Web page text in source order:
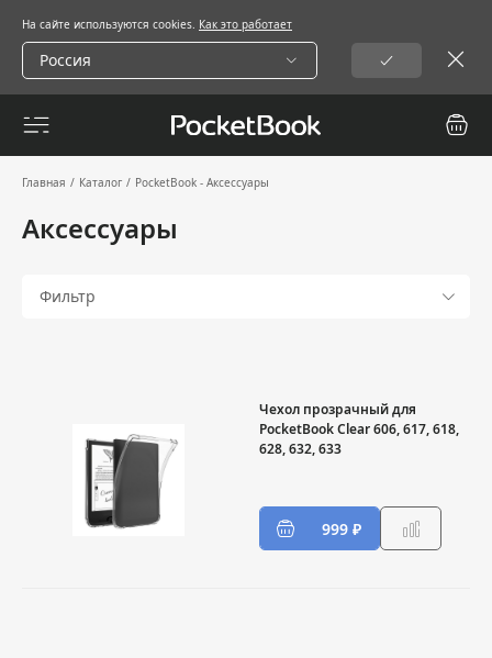
На сайте используются cookies. Как это работает
Россия
Главная / Каталог / PocketBook - Аксессуары
Аксессуары
Фильтр
Чехол прозрачный для
PocketBook Clear 606, 617, 618,
628, 632, 633
999 ₽